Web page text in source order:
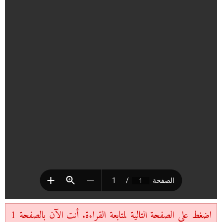
اضغط على الصفحة التالية لمتابعة القراءة. أنت الآن بالصفحة 1